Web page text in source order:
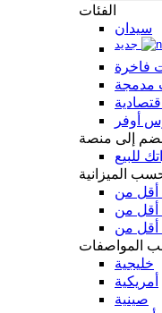
الفئات
سيدان
جديد
فاخرة
مدمجة
أوفر
للبيع
الميزانية
المواصفات
خليجية
أمريكية
صينية